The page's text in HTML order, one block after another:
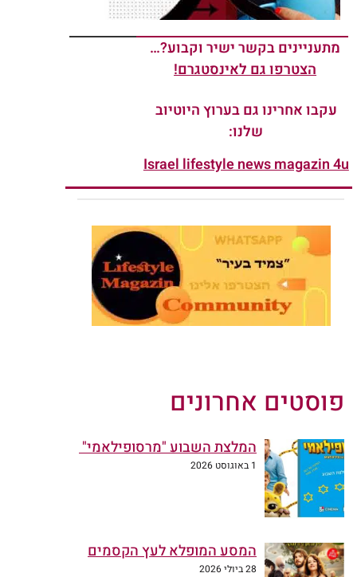
מתעניינים בקשר ישיר וקבוע?…
הצטרפו גם לאינסטגרם!
עקבו אחרינו גם בערוץ היוטיוב
שלנו:
Israel lifestyle news magazin 4u
פוסטים אחרונים
המלצת השבוע "מרסופילאמי"
1 באוגוסט 2026
המסע המופלא לעץ הקסמים
28 ביולי 2026